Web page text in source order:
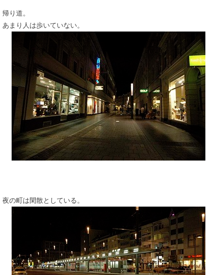
帰り道。
あまり人は歩いていない。
夜の町は閑散としている。